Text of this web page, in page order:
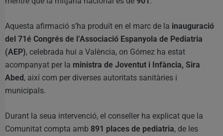
Aquesta afirmació s’ha produït en el marc de la inauguració
del 71é Congrés de l’Associació Espanyola de Pediatria
(AEP), celebrada hui a València, on Gómez ha estat
acompanyat per la ministra de Joventut i Infància, Sira
Abed, així com per diverses autoritats sanitàries i
municipals.
Durant la seua intervenció, el conseller ha explicat que la
Comunitat compta amb 891 places de pediatria, de les